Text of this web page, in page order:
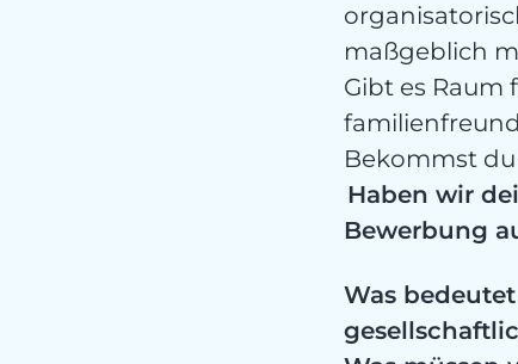
maßgeblich
Gibt es Raum
Bekommst
Haben wir
Bewerbung
Was